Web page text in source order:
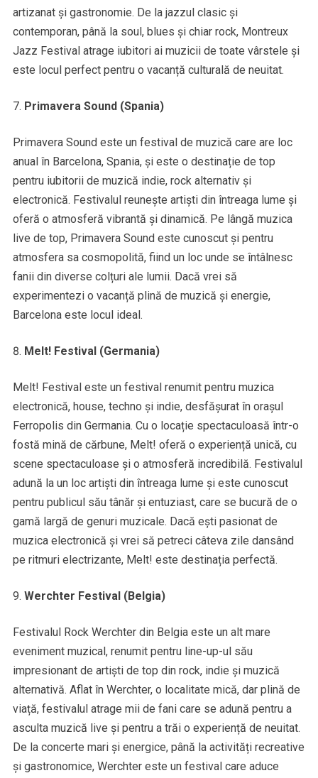
artizanat și gastronomie. De la jazzul clasic și
contemporan, până la soul, blues și chiar rock, Montreux
Jazz Festival atrage iubitori ai muzicii de toate vârstele și
este locul perfect pentru o vacanță culturală de neuitat.
Primavera Sound (Spania)
Primavera Sound este un festival de muzică care are loc
anual în Barcelona, Spania, și este o destinație de top
pentru iubitorii de muzică indie, rock alternativ și
electronică. Festivalul reunește artiști din întreaga lume și
oferă o atmosferă vibrantă și dinamică. Pe lângă muzica
live de top, Primavera Sound este cunoscut și pentru
atmosfera sa cosmopolită, fiind un loc unde se întâlnesc
fanii din diverse colțuri ale lumii. Dacă vrei să
experimentezi o vacanță plină de muzică și energie,
Barcelona este locul ideal.
Melt! Festival (Germania)
Melt! Festival este un festival renumit pentru muzica
electronică, house, techno și indie, desfășurat în orașul
Ferropolis din Germania. Cu o locație spectaculoasă într-o
fostă mină de cărbune, Melt! oferă o experiență unică, cu
scene spectaculoase și o atmosferă incredibilă. Festivalul
adună la un loc artiști din întreaga lume și este cunoscut
pentru publicul său tânăr și entuziast, care se bucură de o
gamă largă de genuri muzicale. Dacă ești pasionat de
muzica electronică și vrei să petreci câteva zile dansând
pe ritmuri electrizante, Melt! este destinația perfectă.
Werchter Festival (Belgia)
Festivalul Rock Werchter din Belgia este un alt mare
eveniment muzical, renumit pentru line-up-ul său
impresionant de artiști de top din rock, indie și muzică
alternativă. Aflat în Werchter, o localitate mică, dar plină de
viață, festivalul atrage mii de fani care se adună pentru a
asculta muzică live și pentru a trăi o experiență de neuitat.
De la concerte mari și energice, până la activități recreative
și gastronomice, Werchter este un festival care aduce